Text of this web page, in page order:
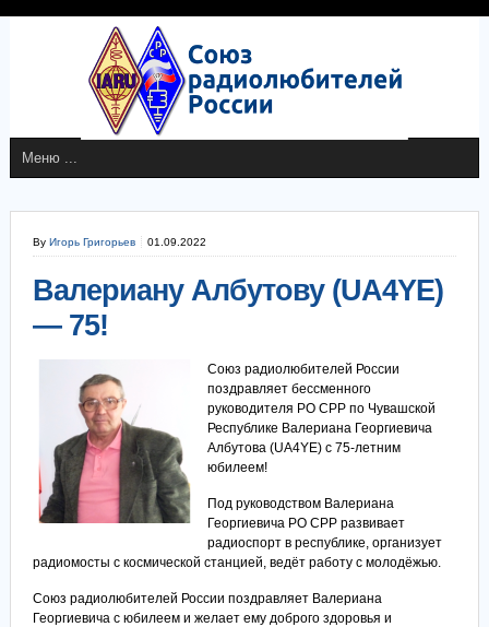
By Игорь Григорьев 01.09.2022
Валериану Албутову (UA4YE)
— 75!
Союз радиолюбителей России
поздравляет бессменного
руководителя РО СРР по Чувашской
Республике Валериана Георгиевича
Албутова (UA4YE) с 75-летним
юбилеем!
Под руководством Валериана
Георгиевича РО СРР развивает
радиоспорт в республике, организует
радиомосты с космической станцией, ведёт работу с молодёжью.
Союз радиолюбителей России поздравляет Валериана
Георгиевича с юбилеем и желает ему доброго здоровья и